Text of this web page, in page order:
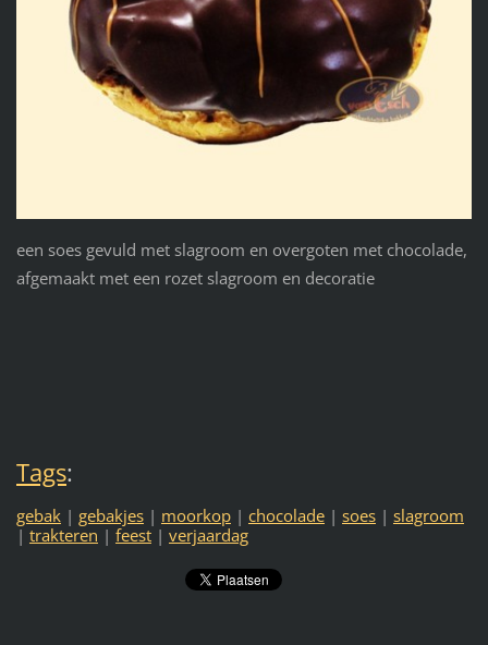
een soes gevuld met slagroom en overgoten met chocolade,
afgemaakt met een rozet slagroom en decoratie
Tags:
gebak | gebakjes | moorkop | chocolade | soes | slagroom
| trakteren | feest | verjaardag